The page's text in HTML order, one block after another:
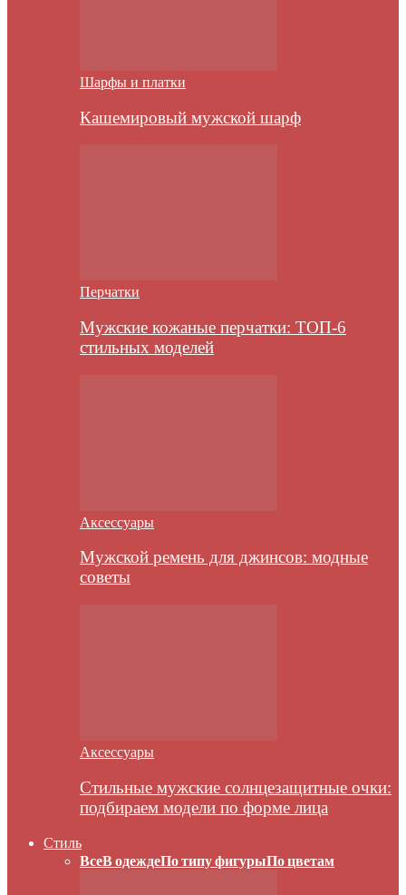
Шарфы и платки
Кашемировый мужской шарф
Перчатки
Мужские кожаные перчатки: ТОП-6
стильных моделей
Аксессуары
Мужской ремень для джинсов: модные
советы
Аксессуары
Стильные мужские солнцезащитные очки:
подбираем модели по форме лица
Стиль
ВсеВ одеждеПо типу фигурыПо цветам